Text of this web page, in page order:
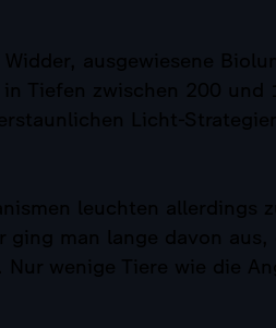
ausgewiesene
Tiefen zwischen 200 und
Licht-
leuchten allerdings
ging man lange davon
Nur wenige Tiere wie die